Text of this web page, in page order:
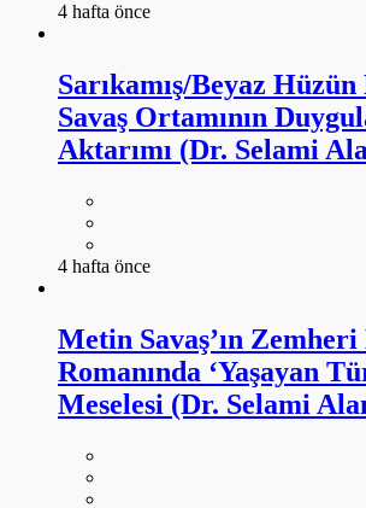
4 hafta önce
Sarıkamış/Beyaz Hüzün
Savaş Ortamının
Aktarımı (Dr. Selami
4 hafta önce
Metin Savaş’ın
Romanında ‘Yaşayan
Meselesi (Dr. Selami